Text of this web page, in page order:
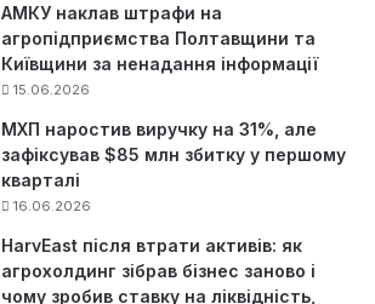
АМКУ наклав штрафи на
агропідприємства Полтавщини та
Київщини за ненадання інформації
15.06.2026
МХП наростив виручку на 31%, але
зафіксував $85 млн збитку у першому
кварталі
16.06.2026
HarvEast після втрати активів: як
агрохолдинг зібрав бізнес заново і
чому зробив ставку на ліквідність,